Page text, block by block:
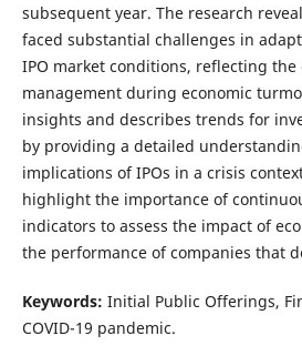
subsequent year. The research
faced substantial challenges in
IPO market conditions, reflecting
management during economic
insights and describes trends for
by providing a detailed
implications of IPOs in a crisis
highlight the importance of
indicators to assess the impact of
the performance of companies that
Keywords: Initial Public Offerings,
COVID-19 pandemic.